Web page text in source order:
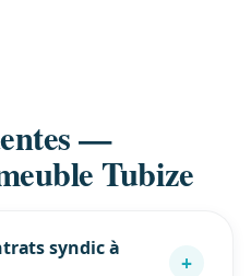
—
Tubize
syndic à
+